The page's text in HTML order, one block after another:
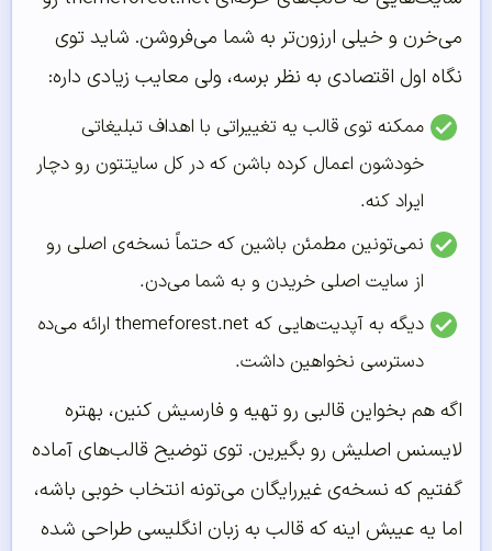
می‌خرن و خیلی ارزون‌تر به شما می‌فروشن. شاید توی
نگاه اول اقتصادی به نظر برسه، ولی معایب زیادی داره:
ممکنه توی قالب یه تغییراتی با اهداف تبلیغاتی
خودشون اعمال کرده باشن که در کل سایتتون رو دچار
ایراد کنه.
نمی‌تونین مطمئن باشین که حتماً نسخه‌ی اصلی رو
از سایت اصلی خریدن و به شما می‌دن.
دیگه به آپدیت‌هایی که themeforest.net ارائه می‌ده
دسترسی نخواهین داشت.
اگه هم بخواین قالبی رو تهیه و فارسیش کنین، بهتره
لایسنس اصلیش رو بگیرین. توی توضیح قالب‌های آماده
گفتیم که نسخه‌ی غیررایگان می‌تونه انتخاب خوبی باشه،
اما یه عیبش اینه که قالب به زبان انگلیسی طراحی شده